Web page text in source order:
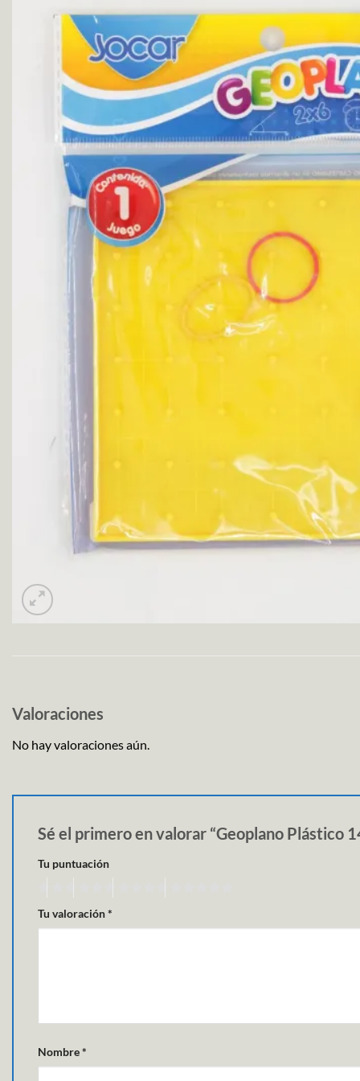
Valoraciones
No hay valoraciones aún.
Sé el primero en valorar “Geoplano Plástico
Tu puntuación
Tu valoración*
Nombre*